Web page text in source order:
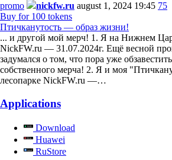
promo nickfw.ru august 1, 2024 19:45 75
Buy for 100 tokens
Птичканутость — образ жизни!
... и другой мой мерч! 1. Я на Нижнем
NickFW.ru — 31.07.2024г. Ещё весной
задумался о том, что пора уже
собственного мерча! 2. Я и моя
лесопарке NickFW.ru —…
Applications
Download
Huawei
RuStore